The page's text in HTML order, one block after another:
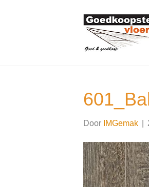
Door IMGemak